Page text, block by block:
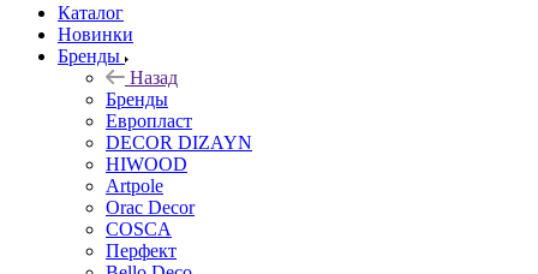
Каталог
Новинки
Бренды
Назад
Бренды
Европласт
DECOR DIZAYN
HIWOOD
Artpole
Orac Decor
COSCA
Перфект